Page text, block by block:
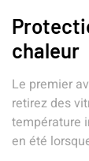
chaleur
Le premier
retirez des
température
en été